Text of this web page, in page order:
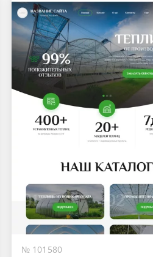
№ 101580